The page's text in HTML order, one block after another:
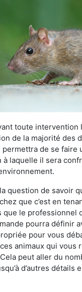
toute intervention
de la majorité des
de se faire
à laquelle il sera
question de savoir
que c’est en
que le professionnel
pourra définir
pour vous
animaux qui vous
peut aller du
d’autres détails